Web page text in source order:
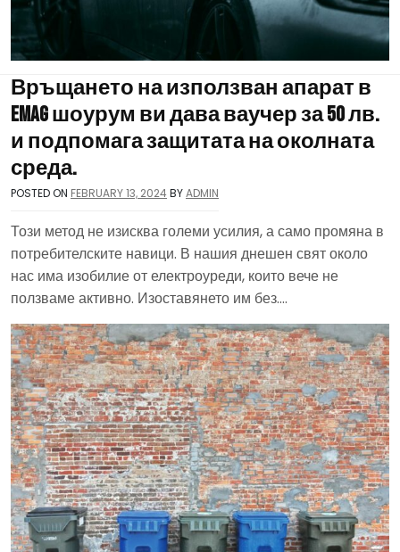
Връщането на използван апарат в
eMAG шоурум ви дава ваучер за 50 лв.
и подпомага защитата на околната
среда.
POSTED ON FEBRUARY 13, 2024BYADMIN
Този метод не изисква големи усилия, а само промяна в
потребителските навици. В нашия днешен свят около
нас има изобилие от електроуреди, които вече не
ползваме активно. Изоставянето им без….